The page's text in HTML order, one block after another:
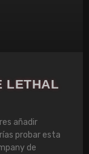
LETHAL
añadir
probar esta
de